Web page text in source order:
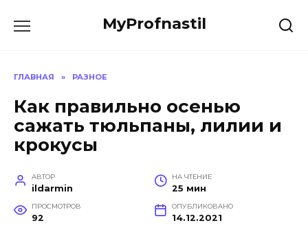
MyProfnastil
ГЛАВНАЯ » РАЗНОЕ
Как правильно осенью
сажать тюльпаны, лилии и
крокусы
АВТОР
ildarmin
НА ЧТЕНИЕ
25 мин
ПРОСМОТРОВ
92
ОПУБЛИКОВАНО
14.12.2021